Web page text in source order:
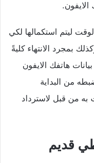
الايفون.
ليتم استكمالها لكي
بمجرد الانتهاء كليةً
هاتفك الايفون
من البداية
من قبل لاسترداد